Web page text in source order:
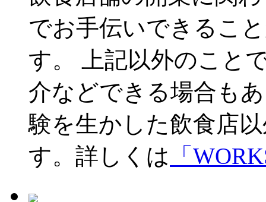
でお手伝いできるこ
す。 上記以外のこと
介などできる場合も
験を生かした飲食店
す。詳しくは 「